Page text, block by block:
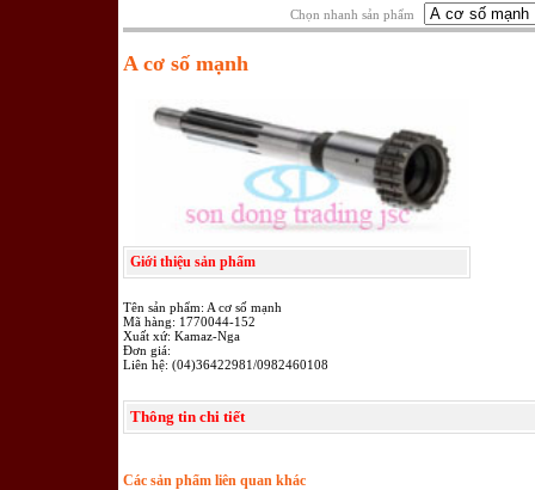
Chọn nhanh sản phẩm
A cơ số mạnh
Giới thiệu sản phẩm
Tên sản phẩm: A cơ số mạnh
Mã hàng: 1770044-152
Xuất xứ: Kamaz-Nga
Đơn giá:
Liên hệ: (04)36422981/0982460108
Thông tin chi tiết
Các sản phẩm liên quan khác